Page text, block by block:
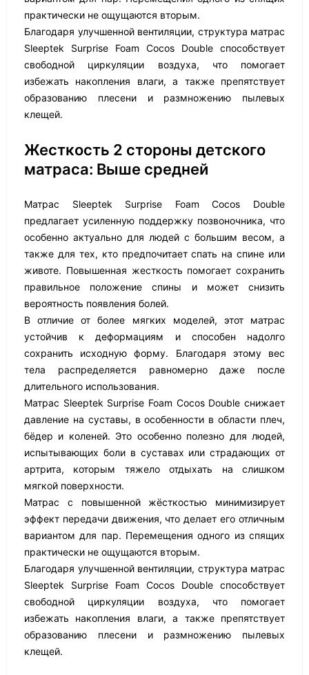
практически не ощущаются вторым.
Благодаря улучшенной вентиляции, структура матрас
Sleeptek Surprise Foam Cocos Double способствует
свободной циркуляции воздуха, что помогает
избежать накопления влаги, а также препятствует
образованию плесени и размножению пылевых
клещей.
Жесткость 2 стороны детского
матраса: Выше средней
Матрас Sleeptek Surprise Foam Cocos Double
предлагает усиленную поддержку позвоночника, что
особенно актуально для людей с большим весом, а
также для тех, кто предпочитает спать на спине или
животе. Повышенная жесткость помогает сохранить
правильное положение спины и может снизить
вероятность появления болей.
В отличие от более мягких моделей, этот матрас
устойчив к деформациям и способен надолго
сохранить исходную форму. Благодаря этому вес
тела распределяется равномерно даже после
длительного использования.
Матрас Sleeptek Surprise Foam Cocos Double снижает
давление на суставы, в особенности в области плеч,
бёдер и коленей. Это особенно полезно для людей,
испытывающих боли в суставах или страдающих от
артрита, которым тяжело отдыхать на слишком
мягкой поверхности.
Матрас с повышенной жёсткостью минимизирует
эффект передачи движения, что делает его отличным
вариантом для пар. Перемещения одного из спящих
практически не ощущаются вторым.
Благодаря улучшенной вентиляции, структура матрас
Sleeptek Surprise Foam Cocos Double способствует
свободной циркуляции воздуха, что помогает
избежать накопления влаги, а также препятствует
образованию плесени и размножению пылевых
клещей.